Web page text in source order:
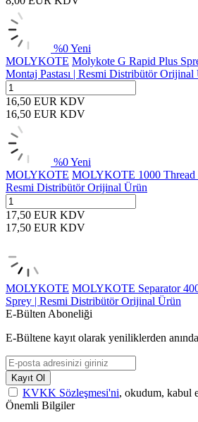
%0Yeni
MOLYKOTE Molykote G Rapid Plus
Montaj Pastası | Resmi Distribütör Orijinal
16,50 EUR KDV
16,50 EUR KDV
%0Yeni
MOLYKOTE MOLYKOTE 1000 Thread
Resmi Distribütör Orijinal Ürün
17,50 EUR KDV
17,50 EUR KDV
MOLYKOTE MOLYKOTE Separator 400
Sprey | Resmi Distribütör Orijinal Ürün
E-Bülten Aboneliği
E-Bültene kayıt olarak yeniliklerden
Kayıt Ol
KVKK Sözleşmesi'ni, okudum, kabul
Önemli Bilgiler